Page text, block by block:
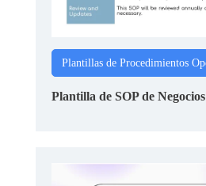
Plantilla de SOP de Negocios